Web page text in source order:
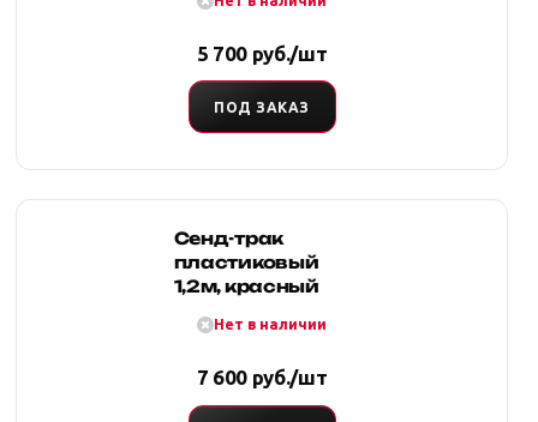
5 700 руб./шт
ПОД ЗАКАЗ
Сенд-трак
пластиковый
1,2м, красный
Нет в наличии
7 600 руб./шт